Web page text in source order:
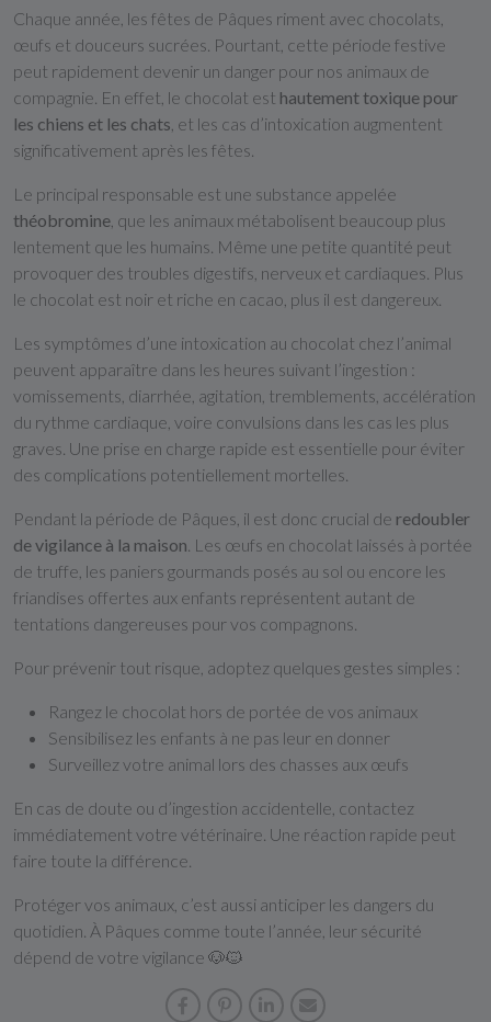
Chaque année, les fêtes de Pâques riment avec chocolats,
œufs et douceurs sucrées. Pourtant, cette période festive
peut rapidement devenir un danger pour nos animaux de
compagnie. En effet, le chocolat est hautement toxique pour
les chiens et les chats , et les cas d’intoxication augmentent
significativement après les fêtes.
Le principal responsable est une substance appelée
théobromine , que les animaux métabolisent beaucoup plus
lentement que les humains. Même une petite quantité peut
provoquer des troubles digestifs, nerveux et cardiaques. Plus
le chocolat est noir et riche en cacao, plus il est dangereux.
Les symptômes d’une intoxication au chocolat chez l’animal
peuvent apparaître dans les heures suivant l’ingestion :
vomissements, diarrhée, agitation, tremblements, accélération
du rythme cardiaque, voire convulsions dans les cas les plus
graves. Une prise en charge rapide est essentielle pour éviter
des complications potentiellement mortelles.
Pendant la période de Pâques, il est donc crucial de redoubler
de vigilance à la maison . Les œufs en chocolat laissés à portée
de truffe, les paniers gourmands posés au sol ou encore les
friandises offertes aux enfants représentent autant de
tentations dangereuses pour vos compagnons.
Pour prévenir tout risque, adoptez quelques gestes simples :
Rangez le chocolat hors de portée de vos animaux
Sensibilisez les enfants à ne pas leur en donner
Surveillez votre animal lors des chasses aux œufs
En cas de doute ou d’ingestion accidentelle, contactez
immédiatement votre vétérinaire. Une réaction rapide peut
faire toute la différence.
Protéger vos animaux, c’est aussi anticiper les dangers du
quotidien. À Pâques comme toute l’année, leur sécurité
dépend de votre vigilance 🐶🐱